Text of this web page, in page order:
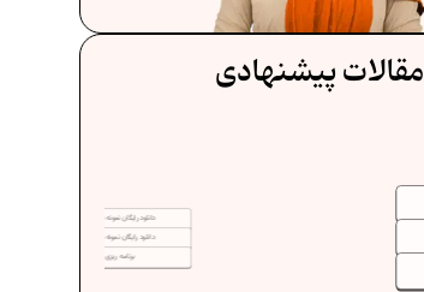
مقالات پیشنهادی